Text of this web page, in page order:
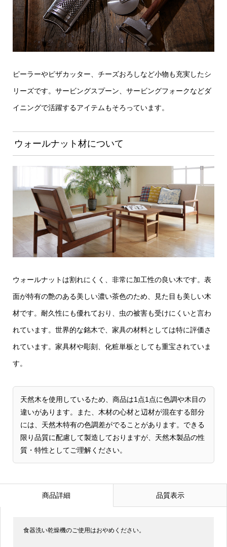
ピーラーやピザカッター、チーズおろしなど小物も充実したシ
リーズです。サービングスプーン、サービングフォークなどダ
イニングで活躍するアイテムもそろっています。
ウォールナット材について
ウォールナットは割れにくく、非常に加工性の良い木です。表
面が特有の艶のある美しい濃い茶色のため、見た目も美しい木
材です。耐久性にも優れており、虫の被害も受けにくいと言わ
れています。世界的な銘木で、家具の材料としては特に評価さ
れています。家具材や彫刻、化粧単板としても重宝されていま
す。
天然木を使用しているため、商品は1点1点に色調や木目の
違いがあります。また、木材の心材と辺材が混在する部分
には、天然木特有の色調差がでることがあります。できる
限り品質に配慮して製造しておりますが、天然木製品の性
質・特性としてご理解ください。
商品詳細 品質表示
食器洗い乾燥機のご使用はおやめください。